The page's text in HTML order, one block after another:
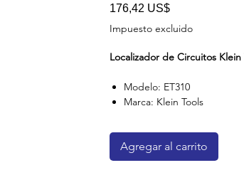
176,42 US$Precio
Impuesto excluido
Localizador de Circuitos Klein
Modelo: ET310
Marca: Klein Tools
Agregar al carrito